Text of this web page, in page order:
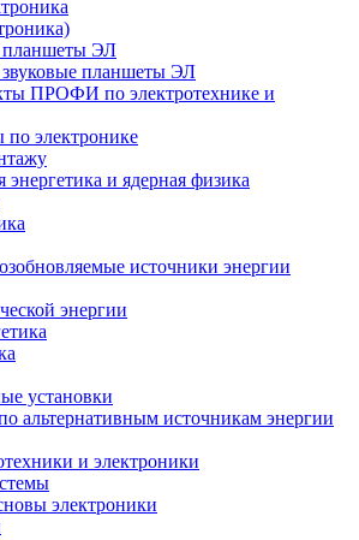
планшеты ЭЛ
планшеты ЭЛ
ПРОФИ по электротехнике и
по электронике
и ядерная физика
источники энергии
энергии
установки
альтернативным источникам энергии
и электроники
электроники